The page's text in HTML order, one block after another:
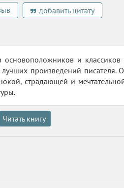
добавить цитату
и
произведений писателя.
страдающей и
Читать книгу